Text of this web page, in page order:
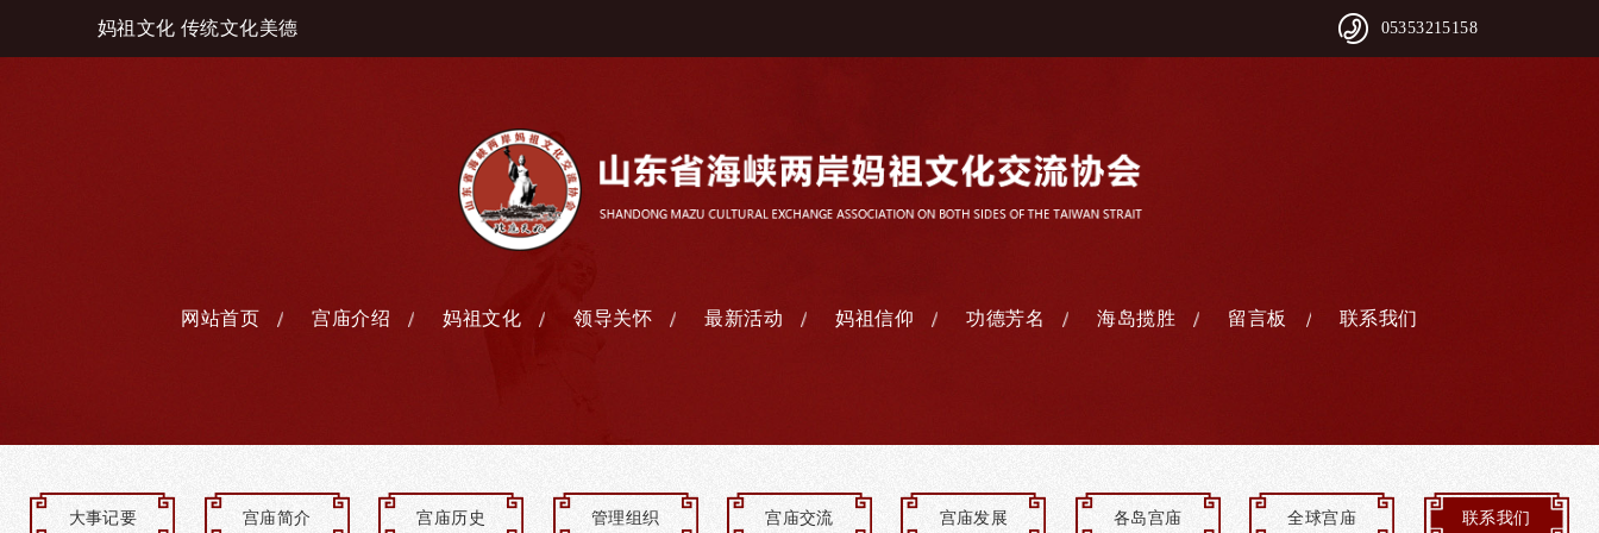
妈祖文化 传统文化美德 05353215158
网站首页 宫庙介绍 妈祖文化 领导关怀 最新活动 妈祖信仰 功德芳名 海岛揽胜 留言板 联系我们
大事记要 宫庙简介 宫庙历史 管理组织 宫庙交流 宫庙发展 各岛宫庙 全球宫庙 联系我们